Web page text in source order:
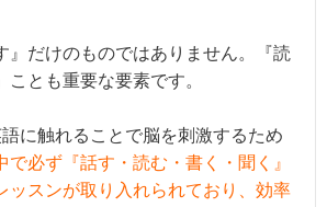
』だけのものではありません。『読
ことも重要な要素です。
に触れることで脳を刺激するため
で必ず『話す・読む・書く・聞く』
ッスンが取り入れられており、効率